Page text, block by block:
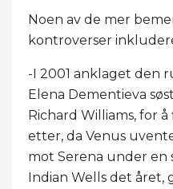
Noen av de mer
kontroverser
-I 2001 anklaget den
Elena Dementieva
Richard Williams, for
etter, da Venus
mot Serena under en
Indian Wells det året,